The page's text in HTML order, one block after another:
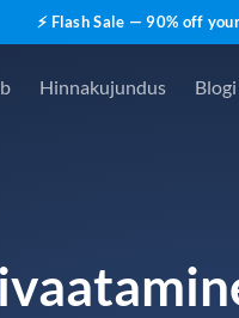
⚡ Flash Sale — 90% off
Hinnakujundus Blogi